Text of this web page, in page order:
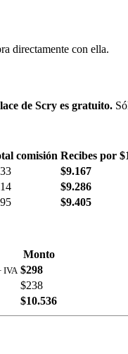
directamente con ella.
de Scry es gratuito.
comisión Recibes por
$9.167
$9.286
$9.405
Monto
IVA $298
$238
$10.536